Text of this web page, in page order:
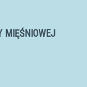
MIĘŚNIOWEJ